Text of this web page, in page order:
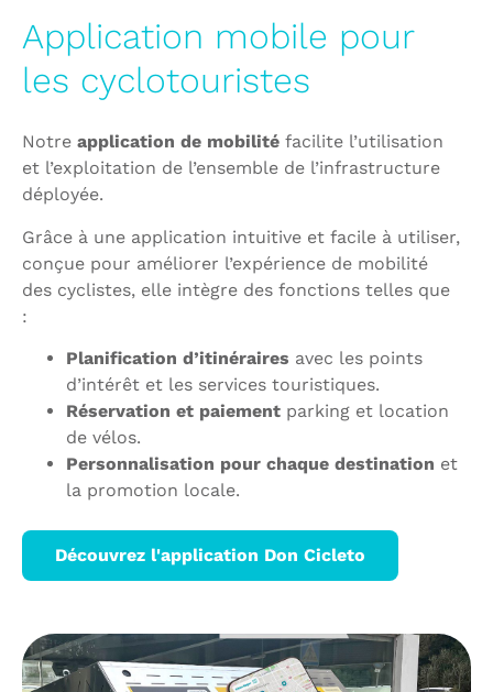
Application mobile pour
les cyclotouristes
Notre application de mobilité facilite l’utilisation
et l’exploitation de l’ensemble de l’infrastructure
déployée.
Grâce à une application intuitive et facile à utiliser,
conçue pour améliorer l’expérience de mobilité
des cyclistes, elle intègre des fonctions telles que
:
Planification d’itinéraires avec les points
d’intérêt et les services touristiques.
Réservation et paiement parking et location
de vélos.
Personnalisation pour chaque destination et
la promotion locale.
Découvrez l'application Don Cicleto